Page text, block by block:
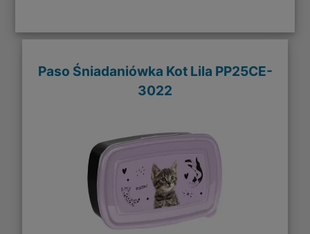
Paso Śniadaniówka Kot Lila PP25CE-
3022